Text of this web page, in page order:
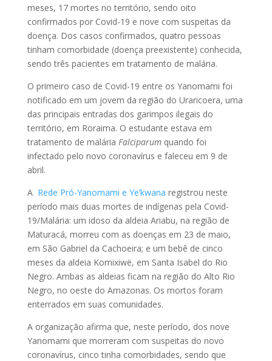
meses, 17 mortes no território, sendo oito
confirmados por Covid-19 e nove com suspeitas da
doença. Dos casos confirmados, quatro pessoas
tinham comorbidade (doença preexistente) conhecida,
sendo três pacientes em tratamento de malária.
O primeiro caso de Covid-19 entre os Yanomami foi
notificado em um jovem da região do Uraricoera, uma
das principais entradas dos garimpos ilegais do
território, em Roraima. O estudante estava em
tratamento de malária Falciparum quando foi
infectado pelo novo coronavírus e faleceu em 9 de
abril.
A Rede Pró-Yanomami e Ye’kwana registrou neste
período mais duas mortes de indígenas pela Covid-
19/Malária: um idoso da aldeia Ariabu, na região de
Maturacá, morreu com as doenças em 23 de maio,
em São Gabriel da Cachoeira; e um bebê de cinco
meses da aldeia Komixiwë, em Santa Isabel do Rio
Negro. Ambas as aldeias ficam na região do Alto Rio
Negro, no oeste do Amazonas. Os mortos foram
enterrados em suas comunidades.
A organização afirma que, neste período, dos nove
Yanomami que morreram com suspeitas do novo
coronavírus, cinco tinha comorbidades, sendo que